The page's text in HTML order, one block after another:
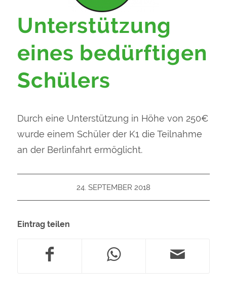
Unterstützung
eines bedürftigen
Schülers
Durch eine Unterstützung in Höhe von 250€
wurde einem Schüler der K1 die Teilnahme
an der Berlinfahrt ermöglicht.
24. SEPTEMBER 2018
Eintrag teilen